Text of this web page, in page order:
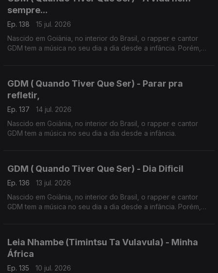
sempre...
Ep. 138
15 jul. 2026
Nascido em Goiânia, no interior do Brasil, o rapper e cantor
GDM tem a música no seu dia a dia desde a infância. Porém,
GDM ( Quando Tiver Que Ser) - Parar pra
refletir,
Ep. 137
14 jul. 2026
Nascido em Goiânia, no interior do Brasil, o rapper e cantor
GDM tem a música no seu dia a dia desde a infância.
GDM ( Quando Tiver Que Ser) - Dia Dificil
Ep. 136
13 jul. 2026
Nascido em Goiânia, no interior do Brasil, o rapper e cantor
GDM tem a música no seu dia a dia desde a infância. Porém,
Leia Nhambe (Timintsu Ta Vulavula) - Minha
África
Ep. 135
10 jul. 2026